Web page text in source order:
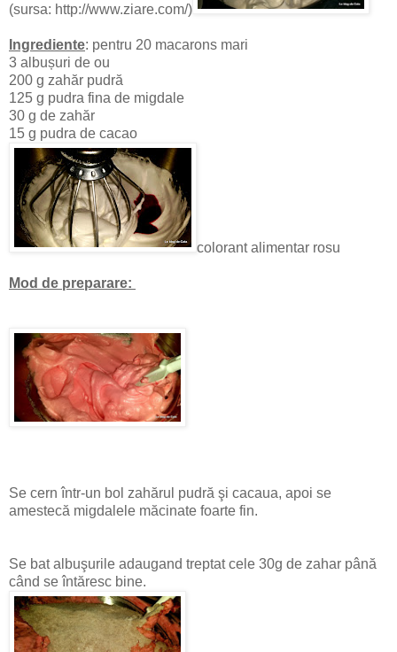
(sursa: http://www.ziare.com/)
Ingrediente: pentru 20 macarons mari
3 albușuri de ou
200 g zahăr pudră
125 g pudra fina de migdale
30 g de zahăr
15 g pudra de cacao
colorant alimentar rosu
Mod de preparare:
Se cern într-un bol zahărul pudră şi cacaua, apoi se
amestecă migdalele măcinate foarte fin.
Se bat albuşurile adaugand treptat cele 30g de zahar până
când se întăresc bine.